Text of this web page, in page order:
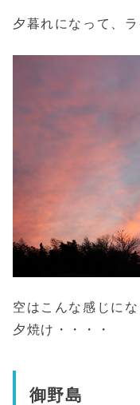
夕暮れになって、
空はこんな感じにな
夕焼け・・・・
御野島